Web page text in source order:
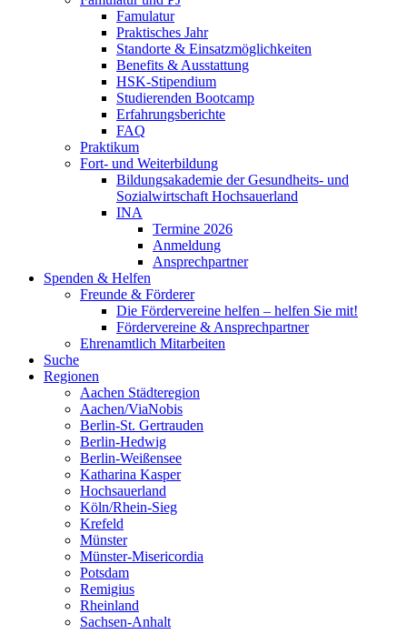
Famulatur
Praktisches Jahr
Standorte & Einsatzmöglichkeiten
Benefits & Ausstattung
HSK-Stipendium
Studierenden Bootcamp
Erfahrungsberichte
FAQ
Praktikum
Fort- und Weiterbildung
Bildungsakademie der Gesundheits- und
Sozialwirtschaft Hochsauerland
INA
Termine 2026
Anmeldung
Ansprechpartner
Spenden & Helfen
Freunde & Förderer
Die Fördervereine helfen – helfen Sie mit!
Fördervereine & Ansprechpartner
Ehrenamtlich Mitarbeiten
Suche
Regionen
Aachen Städteregion
Aachen/ViaNobis
Berlin-St. Gertrauden
Berlin-Hedwig
Berlin-Weißensee
Katharina Kasper
Hochsauerland
Köln/Rhein-Sieg
Krefeld
Münster
Münster-Misericordia
Potsdam
Remigius
Rheinland
Sachsen-Anhalt